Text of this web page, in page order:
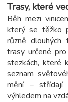
Trasy, které
Běh mezi
který se těžko
různě dlouhých
trasy určené
stezkách, které
seznam
mění – střídají
výhledem na